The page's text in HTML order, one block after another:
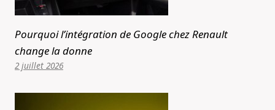
Pourquoi l’intégration de Google chez Renault
change la donne
2 juillet 2026